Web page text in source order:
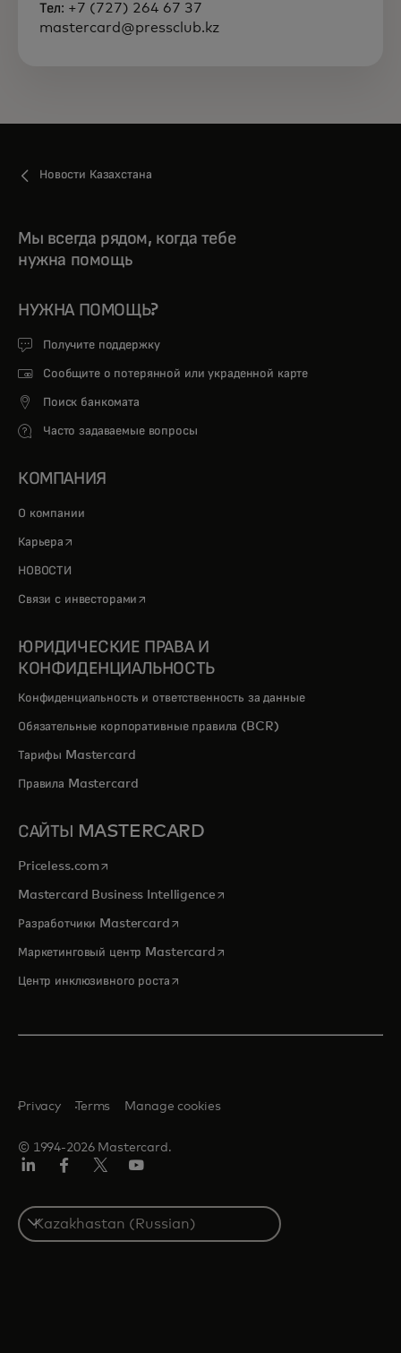
Тел: +7 (727) 264 67 37
mastercard@pressclub.kz
Новости Казахстана
Мы всегда рядом, когда тебе
нужна помощь
НУЖНА ПОМОЩЬ?
Получите поддержку
Сообщите о потерянной или украденной карте
Поиск банкомата
Часто задаваемые вопросы
КОМПАНИЯ
О компании
Карьера opens in a new tab
НОВОСТИ
Связи с инвесторами opens in a new tab
ЮРИДИЧЕСКИЕ ПРАВА И
КОНФИДЕНЦИАЛЬНОСТЬ
Конфиденциальность и ответственность за данные
Обязательные корпоративные правила (BCR)
Тарифы Mastercard
Правила Mastercard
САЙТЫ MASTERCARD
Priceless.com opens in a new tab
Mastercard Business Intelligenceopens in a new tab
Разработчики Mastercardopens in a new tab
Маркетинговый центр Mastercardopens in a new tab
Центр инклюзивного ростаopens in a new tab
© 1994-2026 Mastercard.
Privacy Terms Manage cookies
Select
a
country